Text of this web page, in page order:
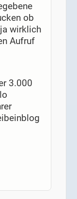
ob
wirklich
Aufruf
3.000